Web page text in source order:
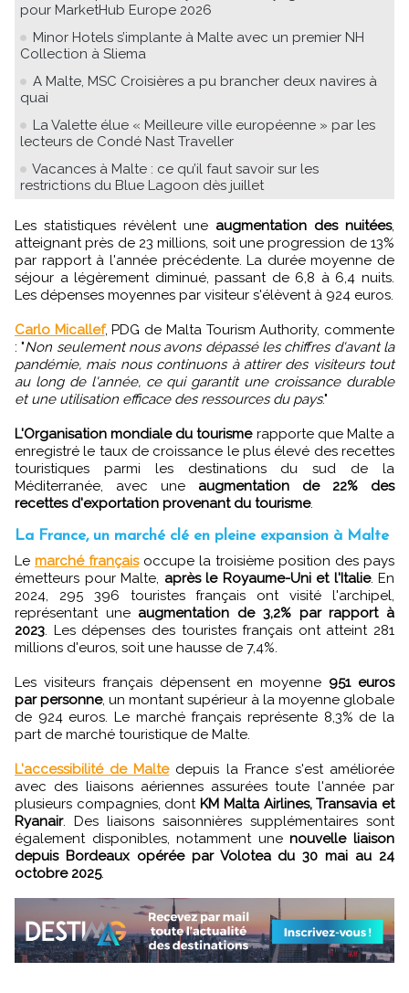
pour MarketHub Europe 2026
Minor Hotels s’implante à Malte avec un premier NH
Collection à Sliema
A Malte, MSC Croisières a pu brancher deux navires à
quai
La Valette élue « Meilleure ville européenne » par les
lecteurs de Condé Nast Traveller
Vacances à Malte : ce qu’il faut savoir sur les
restrictions du Blue Lagoon dès juillet
Les statistiques révèlent une augmentation des nuitées,
atteignant près de 23 millions, soit une progression de 13%
par rapport à l'année précédente. La durée moyenne de
séjour a légèrement diminué, passant de 6,8 à 6,4 nuits.
Les dépenses moyennes par visiteur s'élèvent à 924 euros.
Carlo Micallef, PDG de Malta Tourism Authority, commente
: "Non seulement nous avons dépassé les chiffres d'avant la
pandémie, mais nous continuons à attirer des visiteurs tout
au long de l'année, ce qui garantit une croissance durable
et une utilisation efficace des ressources du pays."
L'Organisation mondiale du tourismerapporte que Malte a
enregistré le taux de croissance le plus élevé des recettes
touristiques parmi les destinations du sud de la
Méditerranée, avec une augmentation de 22% des
recettes d'exportation provenant du tourisme.
La France, un marché clé en pleine expansion à Malte
Le marché françaisoccupe la troisième position des pays
émetteurs pour Malte, après le Royaume-Uni et l'Italie. En
2024, 295 396 touristes français ont visité l'archipel,
représentant une augmentation de 3,2% par rapport à
2023 . Les dépenses des touristes français ont atteint 281
millions d'euros, soit une hausse de 7,4%.
Les visiteurs français dépensent en moyenne 951 euros
par personne, un montant supérieur à la moyenne globale
de 924 euros. Le marché français représente 8,3% de la
part de marché touristique de Malte.
L'accessibilité de Maltedepuis la France s'est améliorée
avec des liaisons aériennes assurées toute l'année par
plusieurs compagnies, dont KM Malta Airlines, Transavia et
Ryanair. Des liaisons saisonnières supplémentaires sont
également disponibles, notamment unenouvelle liaison
depuis Bordeaux opérée par Volotea du 30 mai au 24
octobre 2025.